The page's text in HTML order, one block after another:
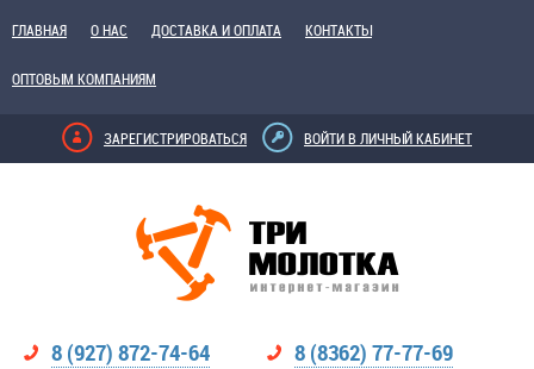
ГЛАВНАЯ О НАС ДОСТАВКА И ОПЛАТА КОНТАКТЫ
ОПТОВЫМ КОМПАНИЯМ
ЗАРЕГИСТРИРОВАТЬСЯ ВОЙТИ В ЛИЧНЫЙ КАБИНЕТ
8 (927) 872-74-64 8 (8362) 77-77-69